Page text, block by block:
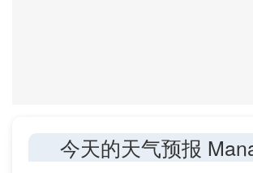
今天的天气预报